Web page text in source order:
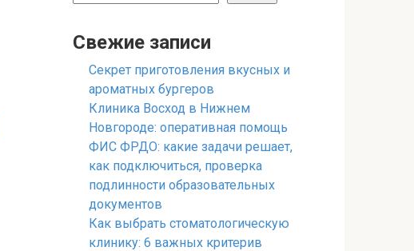
Свежие записи
Секрет приготовления вкусных и
ароматных бургеров
Клиника Восход в Нижнем
Новгороде: оперативная помощь
ФИС ФРДО: какие задачи решает,
как подключиться, проверка
подлинности образовательных
документов
Как выбрать стоматологическую
клинику: 6 важных критерив